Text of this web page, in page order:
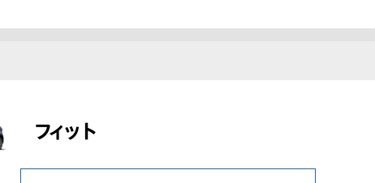
フィット